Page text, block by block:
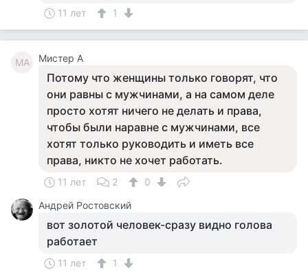
11 лет 1
МА Мистер А
Потому что женщины только говорят, что
они равны с мужчинами, а на самом деле
просто хотят ничего не делать и права,
чтобы были наравне с мужчинами, все
хотят только руководить и иметь все
права, никто не хочет работать.
11 лет 2
0
Андрей Ростовский
вот золотой человек-сразу видно голова
работает
11 лет 1